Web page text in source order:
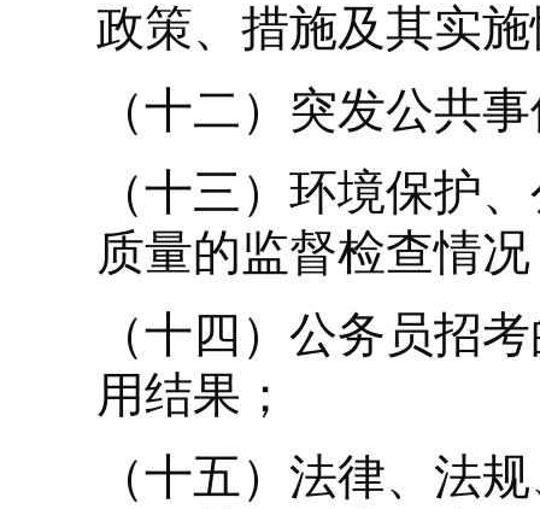
政策、措施及其实
（十二）突发公共
（十三）环境保护
质量的监督检查情
（十四）公务员招
用结果；
（十五）法律、法